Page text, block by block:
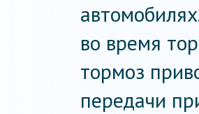
во время
тормоз
передачи